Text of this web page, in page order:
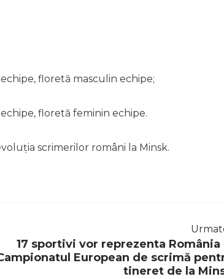
floretă masculin echipe;
floretă feminin echipe.
scrimerilor români la Minsk.
17 sportivi vor reprezenta România
European de scrimă
tineret de la